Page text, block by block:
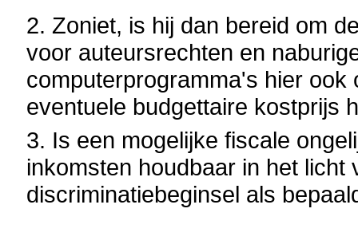
2. Zoniet, is hij dan bereid om
voor auteursrechten en
computerprogramma's hier
eventuele budgettaire kostprijs
3. Is een mogelijke fiscale
inkomsten houdbaar in het licht
discriminatiebeginsel als